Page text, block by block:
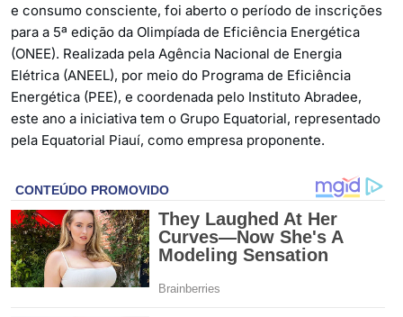
e consumo consciente, foi aberto o período de inscrições
para a 5ª edição da Olimpíada de Eficiência Energética
(ONEE). Realizada pela Agência Nacional de Energia
Elétrica (ANEEL), por meio do Programa de Eficiência
Energética (PEE), e coordenada pelo Instituto Abradee,
este ano a iniciativa tem o Grupo Equatorial, representado
pela Equatorial Piauí, como empresa proponente.